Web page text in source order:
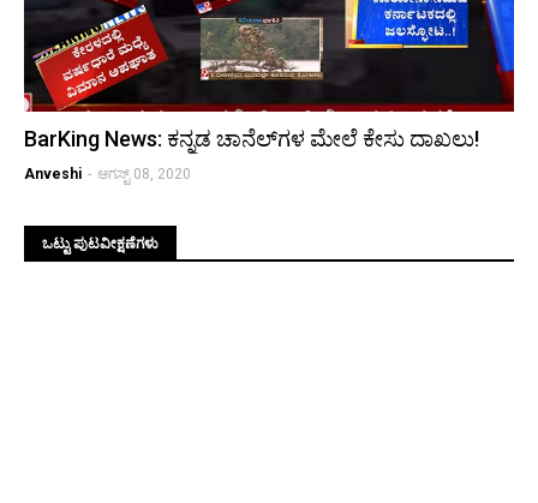
BarKing News: ಕನ್ನಡ ಚಾನೆಲ್‌ಗಳ ಮೇಲೆ ಕೇಸು ದಾಖಲು!
Anveshi - ಆಗಸ್ಟ್ 08, 2020
ಒಟ್ಟು ಪುಟವೀಕ್ಷಣೆಗಳು